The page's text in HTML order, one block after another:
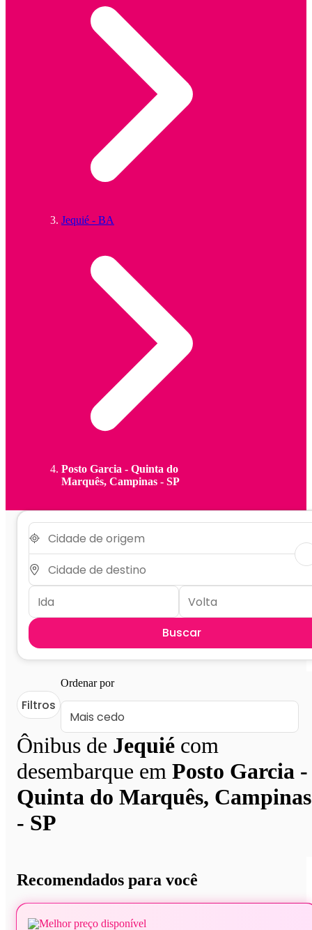
Jequié - BA
Posto Garcia - Quinta do
Marquês, Campinas - SP
Buscar
Ônibus de Jequié com
desembarque em Posto Garcia -
Quinta do Marquês, Campinas
- SP
Filtros
Ordenar por
Recomendados para você
Melhor preço disponível